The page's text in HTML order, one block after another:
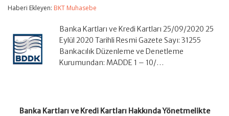
Hakkında
Değişiklik
Yapılmasına
Yönetmelik
için
Haberi Ekleyen: BKT Muhasebe
Banka Kartları ve Kredi Kartları 25/09/2020 25
Eylül 2020 Tarihli Resmi Gazete Sayı: 31255
Bankacılık Düzenleme ve Denetleme
Kurumundan: MADDE 1 – 10/…
Banka Kartları ve Kredi Kartları Hakkında Yönetmelikte